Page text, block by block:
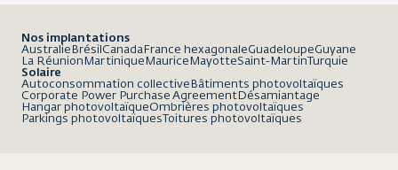
Nos implantations
Australie Brésil Canada France hexagonaleGuadeloupeGuyane
La Réunion Martinique Maurice MayotteSaint-MartinTurquie
Solaire
Autoconsommation collective Bâtiments photovoltaïques
Corporate Power Purchase Agreement Désamiantage
Hangar photovoltaïqueOmbrières photovoltaïques
Parkings photovoltaïquesToitures photovoltaïques